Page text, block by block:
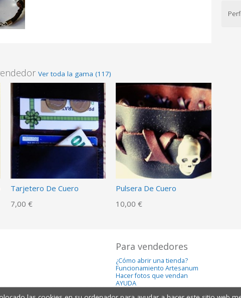
Ver toda la gama (117)
Tarjetero De Cuero
7,00 €
Pulsera De Cuero
10,00 €
Para vendedores
¿Cómo abrir una tienda?
Funcionamiento Artesanum
Hacer fotos que vendan
AYUDA